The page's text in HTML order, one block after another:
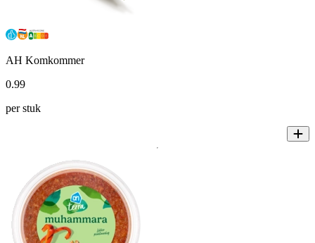
AH Komkommer
0.99
per stuk